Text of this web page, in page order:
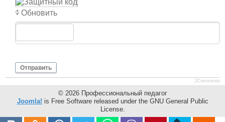
Обновить
Отправить
JComments
© 2026 Профессиональный педагог
Joomla! is Free Software released under the GNU General Public
License.